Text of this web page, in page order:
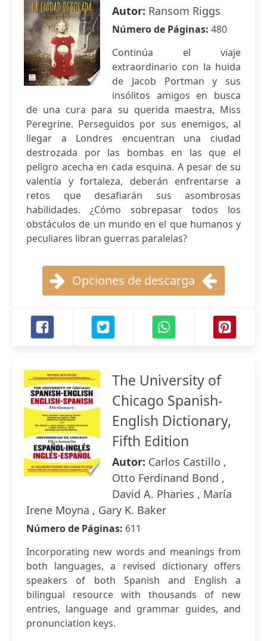
Autor: Ransom Riggs
Número de Páginas: 480
Continúa el viaje
extraordinario con la huida
de Jacob Portman y sus
insólitos amigos en busca
de una cura para su querida maestra, Miss
Peregrine. Perseguidos por sus enemigos, al
llegar a Londres encuentran una ciudad
destrozada por las bombas en las que el
peligro acecha en cada esquina. A pesar de su
valentía y fortaleza, deberán enfrentarse a
retos que desafiarán sus asombrosas
habilidades. ¿Cómo sobrepasar todos los
obstáculos de un mundo en el que humanos y
peculiares libran guerras paralelas?
Opciones de descarga
The University of
Chicago Spanish-
English Dictionary,
Fifth Edition
Autor: Carlos Castillo ,
Otto Ferdinand Bond ,
David A. Pharies , María
Irene Moyna , Gary K. Baker
Número de Páginas: 611
Incorporating new words and meanings from
both languages, a revised dictionary offers
speakers of both Spanish and English a
bilingual resource with thousands of new
entries, language and grammar guides, and
pronunciation keys.